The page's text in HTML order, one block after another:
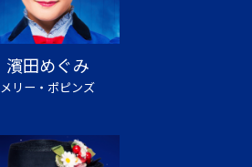
濱田めぐみ
メリー・ポピンズ